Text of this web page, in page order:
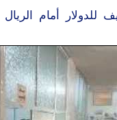
للدولار أمام